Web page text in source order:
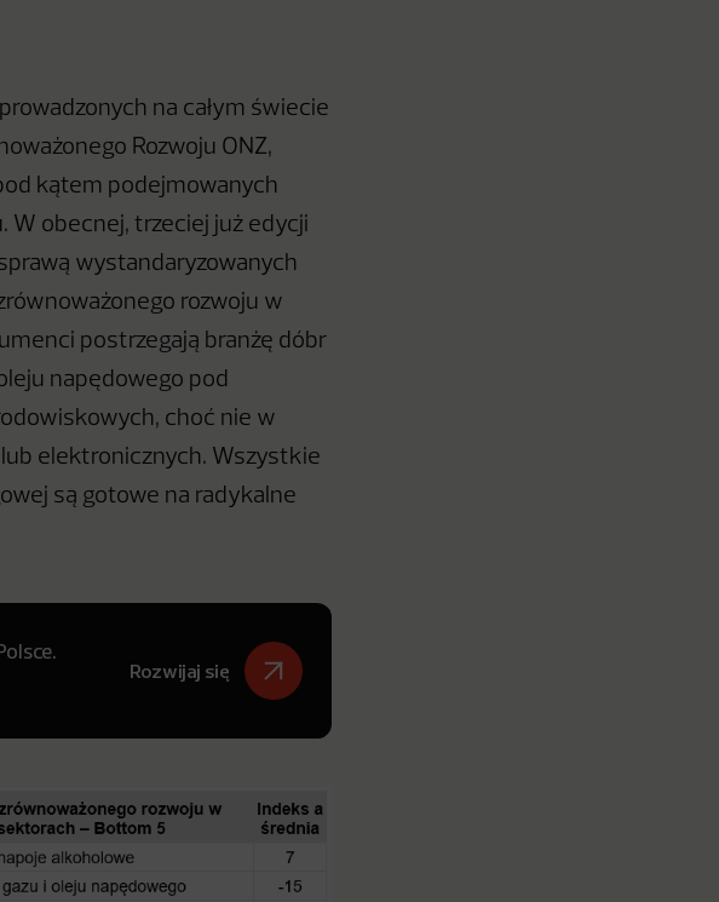
na całym świecie
Rozwoju ONZ,
kątem podejmowanych
W obecnej, trzeciej już edycji
wystandaryzowanych
rozwoju w
postrzegają branżę dóbr
napędowego pod
choć nie w
elektronicznych. Wszystkie
są gotowe na radykalne
Rozwijaj się